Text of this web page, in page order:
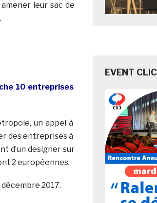
leur sac de
10 entreprises
un appel à
des entreprises à
d’un designer sur
2 européennes.
2017.
EVENT CLIC